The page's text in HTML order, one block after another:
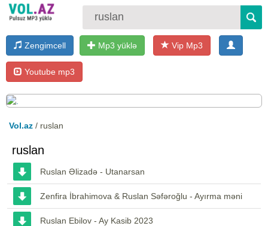
Zengimcell Mp3 yüklə Vip Mp3
Youtube mp3
Vol.az / ruslan
ruslan
Ruslan Əlizadə - Utanarsan
Zenfira İbrahimova & Ruslan Səfəroğlu - Ayırma məni
Ruslan Ebilov - Ay Kasib 2023